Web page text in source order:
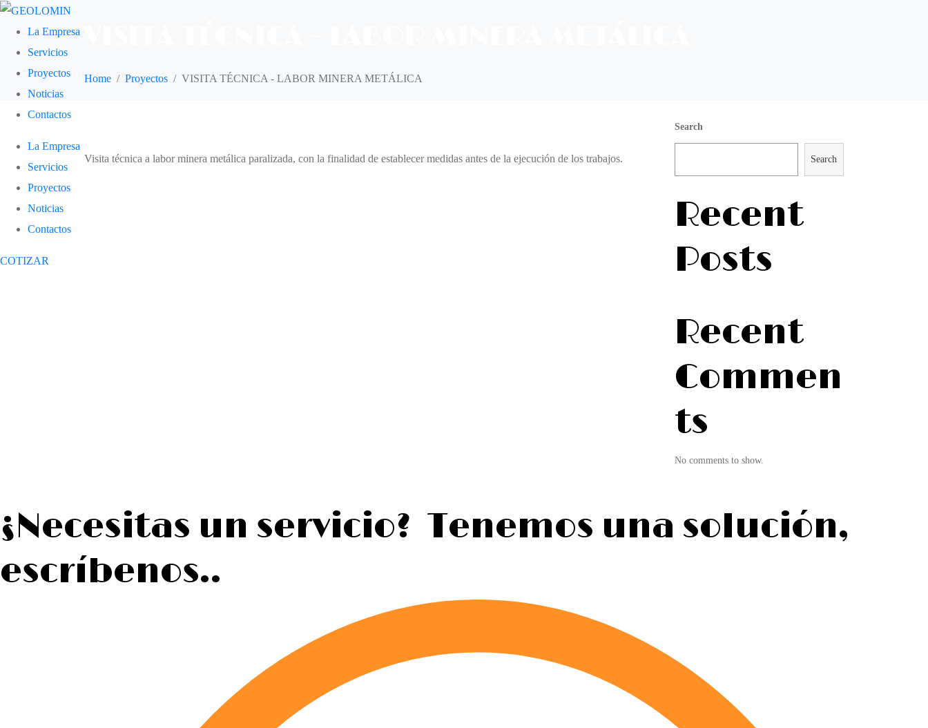
La Empresa
Servicios
Proyectos
Noticias
Contactos
La Empresa
Servicios
Proyectos
Noticias
Contactos
COTIZAR
Home Proyectos VISITA TÉCNICA - LABOR MINERA METÁLICA
Visita técnica a labor minera metálica paralizada, con la finalidad de establecer medidas antes de la ejecución de los trabajos.
Search
Search
Recent
Posts
Recent
Commen
ts
No comments to show.
¿Necesitas un servicio? Tenemos una solución,
escríbenos..